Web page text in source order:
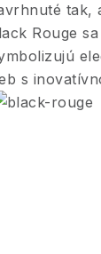
tak,
Rouge
s